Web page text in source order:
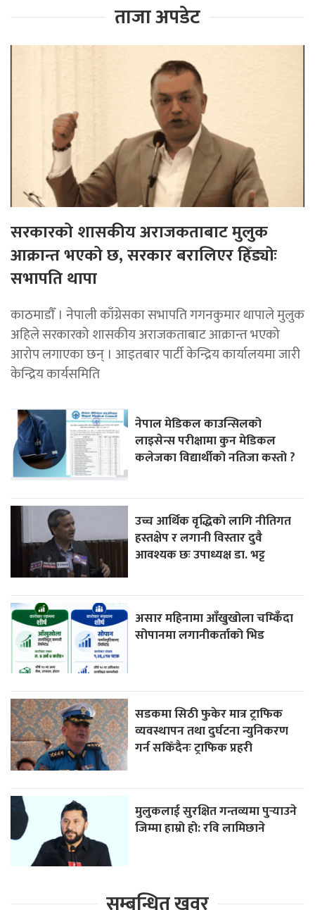
ताजा अपडेट
सरकारको शासकीय अराजकताबाट मुलुक
आक्रान्त भएको छ, सरकार बरालिएर हिँड्याेः
सभापति थापा
काठमाडाैँ । नेपाली काँग्रेसका सभापति गगनकुमार थापाले मुलुक
अहिले सरकारको शासकीय अराजकताबाट आक्रान्त भएको
आरोप लगाएका छन् । आइतबार पार्टी केन्द्रिय कार्यालयमा जारी
केन्द्रिय कार्यसमिति
नेपाल मेडिकल काउन्सिलको
लाइसेन्स परीक्षामा कुन मेडिकल
कलेजका विद्यार्थीको नतिजा कस्तो ?
उच्च आर्थिक वृद्धिको लागि नीतिगत
हस्तक्षेप र लगानी विस्तार दुवै
आवश्यक छः उपाध्यक्ष डा. भट्ट
असार महिनामा आँखुखोला चम्किँदा
सोपानमा लगानीकर्ताको भिड
सडकमा सिठी फुकेर मात्र ट्राफिक
व्यवस्थापन तथा दुर्घटना न्युनिकरण
गर्न सकिँदैनः ट्राफिक प्रहरी
मुलुकलाई सुरक्षित गन्तव्यमा पुर्‍याउने
जिम्मा हाम्रो हो: रवि लामिछाने